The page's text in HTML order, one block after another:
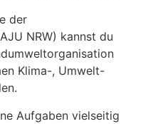
der
NRW) kannst du
Klima-, Umwelt-
Aufgaben vielseitig